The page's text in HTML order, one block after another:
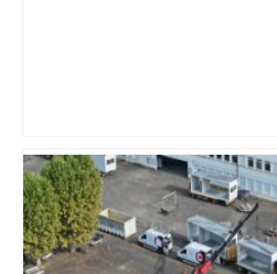
"C'est la reprise des
horrible", plus de 17 km de
ralentissements autour de
jeudi matin, on vous donne